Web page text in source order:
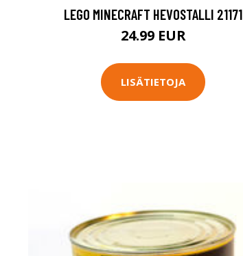
LEGO MINECRAFT HEVOSTALLI 21171
24.99 EUR
LISÄTIETOJA